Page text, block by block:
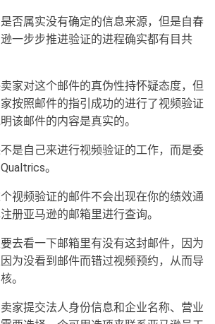
否属实没有确定的信息来源，但是自春
一步步推进验证的进程确实都有目共
家对这个邮件的真伪性持怀疑态度，但
按照邮件的指引成功的进行了视频验证
该邮件的内容是真实的。
是自己来进行视频验证的工作，而是委
。
视频验证的邮件不会出现在你的绩效通
册亚马逊的邮箱里进行查询。
去看一下邮箱里有没有这封邮件，因为
为没看到邮件而错过视频预约，从而导
。
家提交法人身份信息和企业名称、营业